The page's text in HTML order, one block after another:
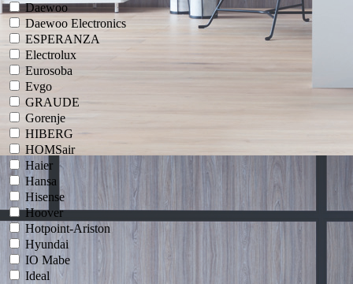
Daewoo
Daewoo Electronics
ESPERANZA
Electrolux
Eurosoba
Evgo
GRAUDE
Gorenje
HIBERG
HOMSair
Haier
Hansa
Hisense
Hoover
Hotpoint-Ariston
Hyundai
IO Mabe
Ideal